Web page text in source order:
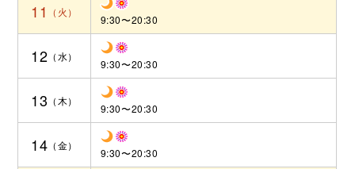
11 9:30〜20:30
12 9:30〜20:30
13 9:30〜20:30
14 9:30〜20:30